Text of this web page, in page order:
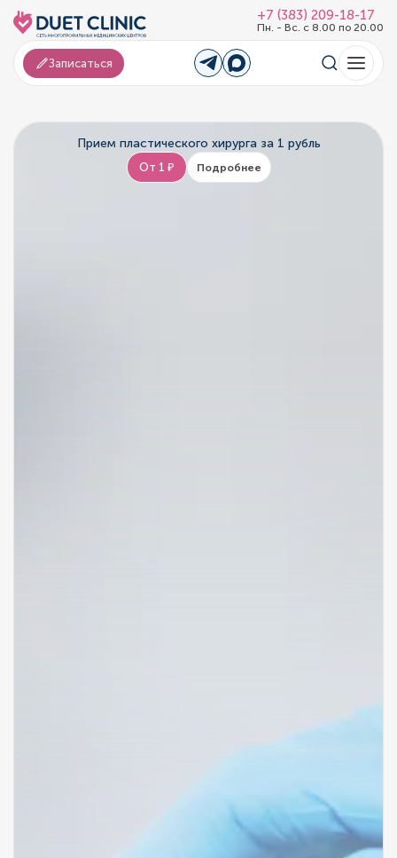
+7 (383) 209-18-17
Пн. - Вс. с 8.00 по 20.00
Записаться
Прием пластического хирурга за 1 рубль
От 1 ₽ Подробнее